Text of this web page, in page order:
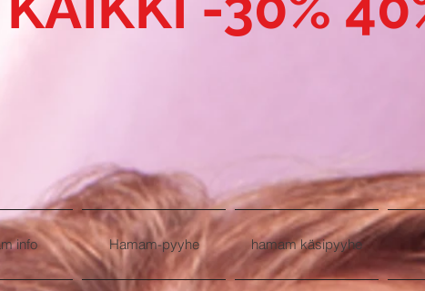
info Hamam-pyyhe hamam käsipyyhe